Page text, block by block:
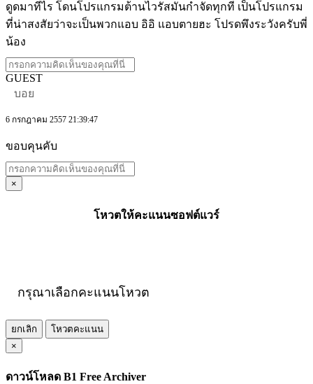
ดูดมาทีไร โดนโปรแกรมต้านไวรัสมันกำจัดทุกที เป็นโปรแกรม
ที่น่าสงสัยว่าจะเป็นพวกแอบ อิอิ แอบตายฮะ โปรดพึงระวังครับพี่
น้อง
GUEST
บอย
6 กรกฎาคม 2557 21:39:47
ขอบคุนคับ
×
โหวตให้คะแนนซอฟต์แวร์
กรุณาเลือกคะแนนโหวต
ยกเลิก
โหวตคะแนน
×
ดาวน์โหลด B1 Free Archiver